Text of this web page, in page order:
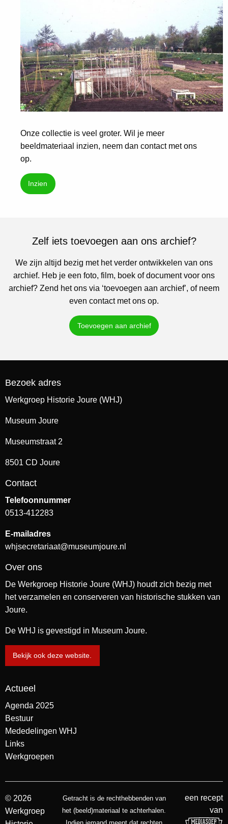
Onze collectie is veel groter. Wil je meer
beeldmateriaal inzien, neem dan contact met ons
op.
Inzien
Zelf iets toevoegen aan ons archief?
We zijn altijd bezig met het verder ontwikkelen van ons
archief. Heb je een foto, film, boek of document voor ons
archief? Zend het ons via ‘toevoegen aan archief’, of neem
even contact met ons op.
Toevoegen aan archief
Bezoek adres
Werkgroep Historie Joure (WHJ)
Museum Joure
Museumstraat 2
8501 CD Joure
Contact
Telefoonnummer
0513-412283
E-mailadres
whjsecretariaat@museumjoure.nl
Over ons
De Werkgroep Historie Joure (WHJ) houdt zich bezig met
het verzamelen en conserveren van historische stukken van
Joure.
De WHJ is gevestigd in Museum Joure.
Bekijk ook deze website.
Actueel
Agenda 2025
Bestuur
Mededelingen WHJ
Links
Werkgroepen
© 2026
Werkgroep
Getracht is de rechthebbenden van
het (beeld)materiaal te achterhalen.
een recept
van